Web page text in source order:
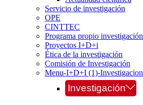
Servicio de investigación
OPE
CINTTEC
Programa propio investigación
Proyectos I+D+i
Ética de la investigación
Comisión de Investigación
Menu-I+D+I (1)-Investigacion
Investigación